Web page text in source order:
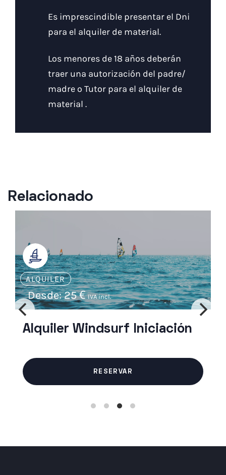
Es imprescindible presentar el Dni
para el alquiler de material.
Los menores de 18 años deberán
traer una autorización del padre/
madre o Tutor para el alquiler de
material .
Relacionado
ALQUILER
Desde:35€ IVA incl.
Alquiler Windsurf Avanzado
RESERVAR